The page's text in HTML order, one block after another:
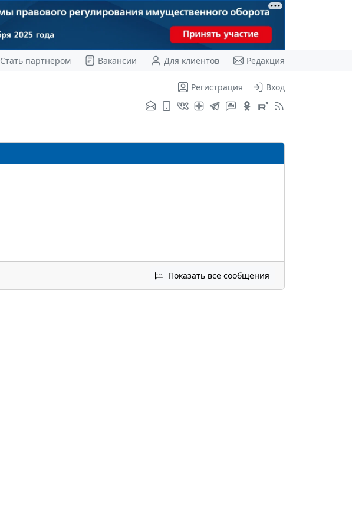
Стать партнером Вакансии Для клиентов Редакция
Регистрация Вход
Показать все сообщения